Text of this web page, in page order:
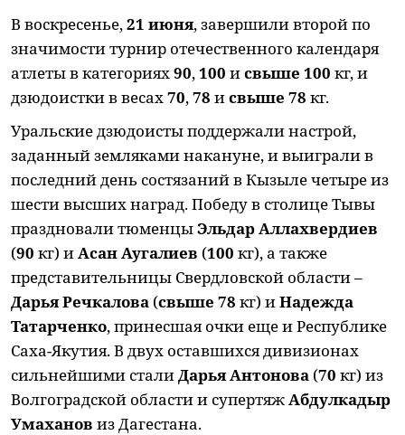
В воскресенье,21 июня, завершили второй по
значимости турнир отечественного календаря
атлеты в категориях90,100 исвыше 100 кг, и
дзюдоистки в весах70,78 исвыше 78 кг.
Уральские дзюдоисты поддержали настрой,
заданный земляками накануне, и выиграли в
последний день состязаний в Кызыле четыре из
шести высших наград. Победу в столице Тывы
праздновали тюменцыЭльдар Аллахвердиев
(90 кг) иАсан Аугалиев (100 кг), а также
представительницы Свердловской области –
Дарья Речкалова (свыше 78 кг) иНадежда
Татарченко, принесшая очки еще и Республике
Саха-Якутия. В двух оставшихся дивизионах
сильнейшими сталиДарья Антонова (70 кг) из
Волгоградской области и супертяжАбдулкадыр
Умаханов из Дагестана.